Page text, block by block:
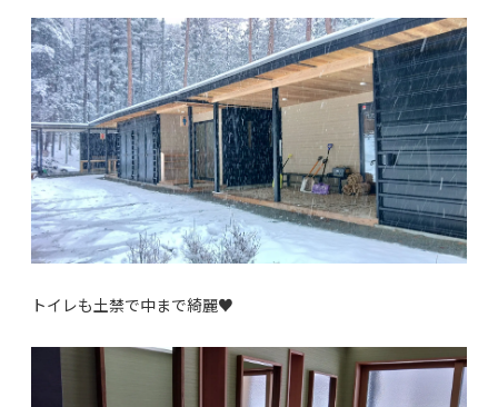
トイレも土禁で中まで綺麗♥